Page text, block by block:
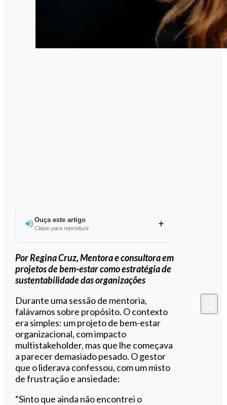
Ouça este artigo
Clique para reproduzir
Ouvir este artigo
Por Regina Cruz, Mentora e consultora em
projetos de bem-estar como estratégia de
sustentabilidade das organizações
Durante uma sessão de mentoria,
falávamos sobre propósito. O contexto
era simples: um projeto de bem-estar
organizacional, com impacto
multistakeholder, mas que lhe começava
a parecer demasiado pesado. O gestor
que o liderava confessou, com um misto
de frustração e ansiedade:
“Sinto que ainda não encontrei o